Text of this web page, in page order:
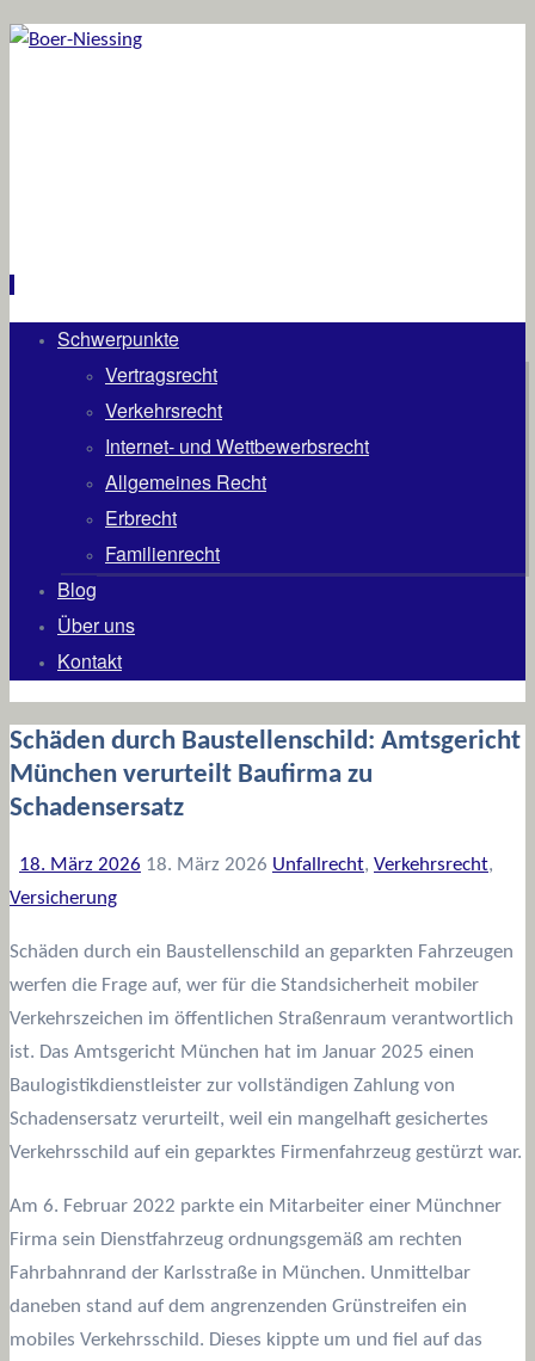
Zum
Schwerpunkte
Vertragsrecht
Verkehrsrecht
Internet- und Wettbewerbsrecht
Allgemeines Recht
Erbrecht
Familienrecht
Blog
Über uns
Kontakt
Schäden durch Baustellenschild: Amtsgericht
München verurteilt Baufirma zu
Schadensersatz
18. März 2026 18. März 2026 Unfallrecht, Verkehrsrecht,
Versicherung
Schäden durch ein Baustellenschild an geparkten Fahrzeugen
werfen die Frage auf, wer für die Standsicherheit mobiler
Verkehrszeichen im öffentlichen Straßenraum verantwortlich
ist. Das Amtsgericht München hat im Januar 2025 einen
Baulogistikdienstleister zur vollständigen Zahlung von
Schadensersatz verurteilt, weil ein mangelhaft gesichertes
Verkehrsschild auf ein geparktes Firmenfahrzeug gestürzt war.
Am 6. Februar 2022 parkte ein Mitarbeiter einer Münchner
Firma sein Dienstfahrzeug ordnungsgemäß am rechten
Fahrbahnrand der Karlsstraße in München. Unmittelbar
daneben stand auf dem angrenzenden Grünstreifen ein
mobiles Verkehrsschild. Dieses kippte um und fiel auf das